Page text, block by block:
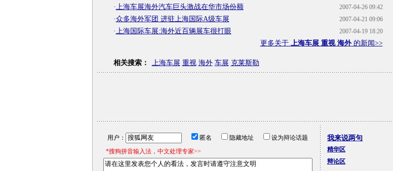
2007-04-26 09:42
·上海车展海外汽车巨头激战在华市场份额
2007-04-21 09:06
·众多海外军团 进驻上海国际A级车展
2007-04-19 18:20
·上海国际车展:海外近百辆展车很打眼
更多关于 上海车展 重视 海外的新闻>>
相关搜索： 上海车展 重视 海外 车展 克莱斯勒
用户： 匿名 隐藏地址
设为辩论话题
*搜狗拼音输入法，中文处理专家>>
我来说两句
精华区
辩论区